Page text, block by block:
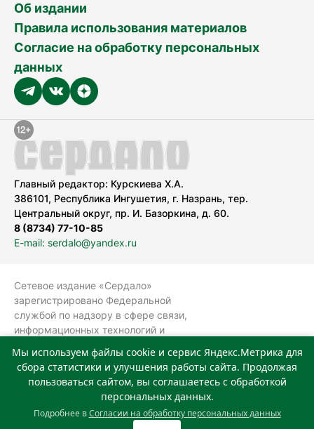
Об издании
Правила использования материалов
Согласие на обработку персональных
данных
Главный редактор: Курскиева Х.А.
386101, Республика Ингушетия, г. Назрань, тер.
Центральный округ, пр. И. Базоркина, д. 60.
8 (8734) 77-10-85
E-mail: serdalo@yandex.ru
Сетевое издание «Сердало»
зарегистрировано Федеральной
службой по надзору в сфере связи,
информационных технологий и
(Роскомнадзор).
Реестровая запись СМИ: ЭЛ № ФС 77-
78323 от 15.05.2020 г. Учредитель:
Государственное автономное
учреждение «Издательский дом
Мы используем файлы cookie и сервис Яндекс.Метрика для
сбора статистики и улучшения работы сайта. Продолжая
пользоваться сайтом, вы соглашаетесь с обработкой
персональных данных.
Подробнее вСогласии на обработку персональных данных